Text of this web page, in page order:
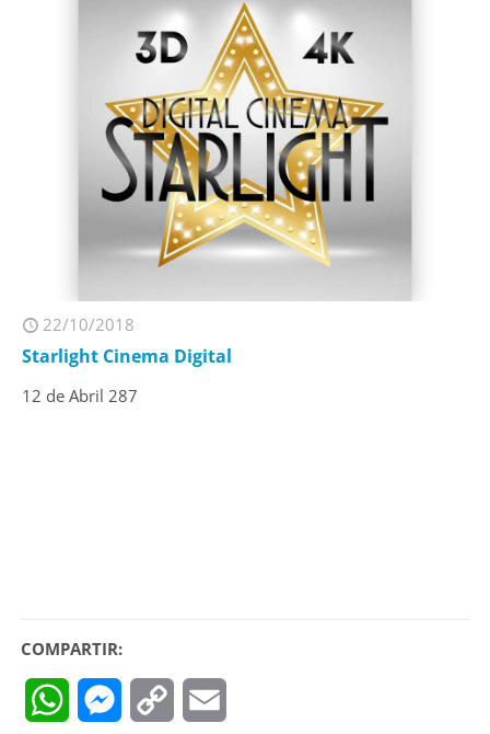
22/10/2018
Starlight Cinema Digital
12 de Abril 287
COMPARTIR:
WhatsAppMessenger
Copy